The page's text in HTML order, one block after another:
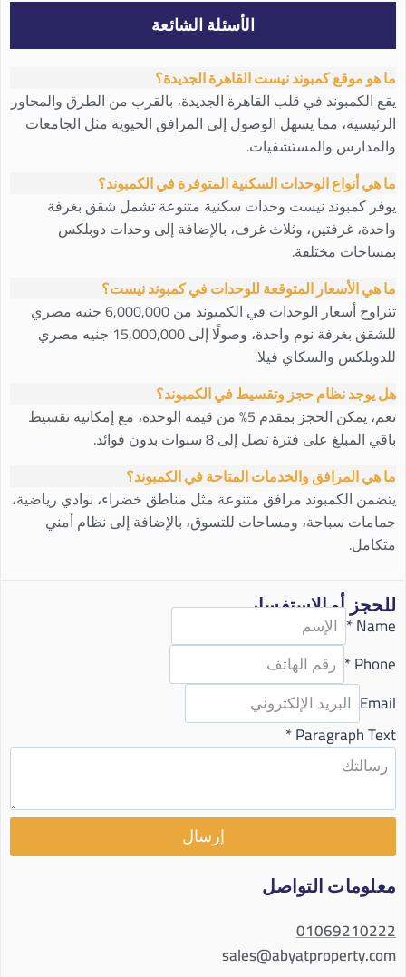
الأسئلة الشائعة
ما هو موقع كمبوند نيست القاهرة الجديدة؟
يقع الكمبوند في قلب القاهرة الجديدة، بالقرب من الطرق والمحاور
الرئيسية، مما يسهل الوصول إلى المرافق الحيوية مثل الجامعات
والمدارس والمستشفيات.
ما هي أنواع الوحدات السكنية المتوفرة في الكمبوند؟
يوفر كمبوند نيست وحدات سكنية متنوعة تشمل شقق بغرفة
واحدة، غرفتين، وثلاث غرف، بالإضافة إلى وحدات دوبلكس
بمساحات مختلفة.
ما هي الأسعار المتوقعة للوحدات في كمبوند نيست؟
تتراوح أسعار الوحدات في الكمبوند من 6,000,000 جنيه مصري
للشقق بغرفة نوم واحدة، وصولًا إلى 15,000,000 جنيه مصري
للدوبلكس والسكاي فيلا.
هل يوجد نظام حجز وتقسيط في الكمبوند؟
نعم، يمكن الحجز بمقدم 5% من قيمة الوحدة، مع إمكانية تقسيط
باقي المبلغ على فترة تصل إلى 8 سنوات بدون فوائد.
ما هي المرافق والخدمات المتاحة في الكمبوند؟
يتضمن الكمبوند مرافق متنوعة مثل مناطق خضراء، نوادي رياضية،
حمامات سباحة، ومساحات للتسوق، بالإضافة إلى نظام أمني
متكامل.
للحجز أو الاستفسار
Name
*
Phone
*
Email
Paragraph Text
*
إرسال
معلومات التواصل
01069210222
sales@abyatproperty.com